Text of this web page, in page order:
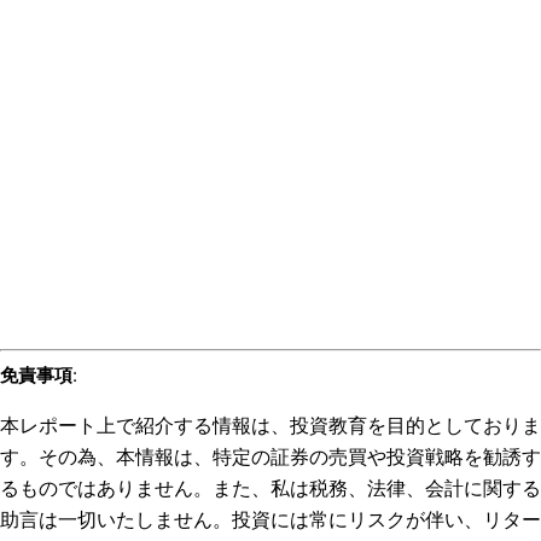
免責事項:
本レポート上で紹介する情報は、投資教育を目的としておりま
す。その為、本情報は、特定の証券の売買や投資戦略を勧誘す
るものではありません。また、私は税務、法律、会計に関する
助言は一切いたしません。投資には常にリスクが伴い、リター